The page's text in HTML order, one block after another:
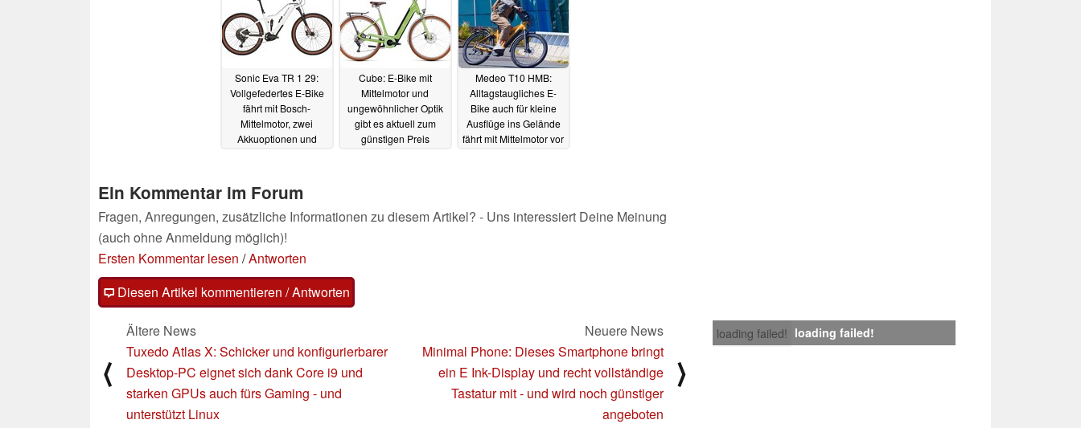
Sonic Eva TR 1 29:
Vollgefedertes E-Bike
fährt mit Bosch-
Mittelmotor, zwei
Akkuoptionen und
Cube: E-Bike mit
Mittelmotor und
ungewöhnlicher Optik
gibt es aktuell zum
günstigen Preis
Medeo T10 HMB:
Alltagstaugliches E-
Bike auch für kleine
Ausflüge ins Gelände
fährt mit Mittelmotor vor
Ein Kommentar im Forum
Fragen, Anregungen, zusätzliche Informationen zu diesem Artikel? - Uns interessiert Deine Meinung
(auch ohne Anmeldung möglich)!
Ersten Kommentar lesen /Antworten
Diesen Artikel kommentieren / Antworten
loading failed! loading failed!
⟨
Ältere News
Tuxedo Atlas X: Schicker und konfigurierbarer
Desktop-PC eignet sich dank Core i9 und
starken GPUs auch fürs Gaming - und
unterstützt Linux
Neuere News
Minimal Phone: Dieses Smartphone bringt
ein E Ink-Display und recht vollständige
Tastatur mit - und wird noch günstiger
angeboten
⟩